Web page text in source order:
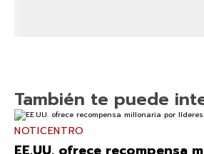
También te puede
NOTICENTRO